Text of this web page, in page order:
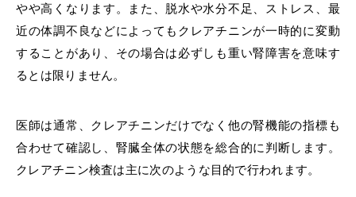
やや高くなります。また、脱水や水分不足、ストレス、最
近の体調不良などによってもクレアチニンが一時的に変動
することがあり、その場合は必ずしも重い腎障害を意味す
るとは限りません。
医師は通常、クレアチニンだけでなく他の腎機能の指標も
合わせて確認し、腎臓全体の状態を総合的に判断します。
クレアチニン検査は主に次のような目的で行われます。